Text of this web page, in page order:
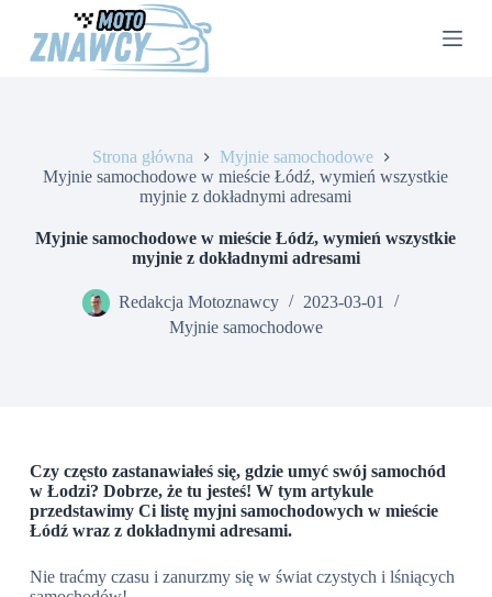
Strona główna
Myjnie samochodowe
Myjnie samochodowe w mieście Łódź, wymień wszystkie
myjnie z dokładnymi adresami
Myjnie samochodowe w mieście Łódź, wymień wszystkie
myjnie z dokładnymi adresami
Redakcja Motoznawcy
2023-03-01
Myjnie samochodowe
Czy często zastanawiałeś się, gdzie umyć swój samochód
w Łodzi? Dobrze, że tu jesteś! W tym artykule
przedstawimy Ci listę myjni samochodowych w mieście
Łódź wraz z dokładnymi adresami.
Nie traćmy czasu i zanurzmy się w świat czystych i lśniących